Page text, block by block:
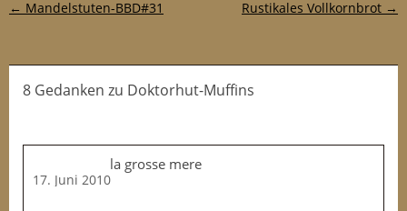
Post-Navigation
← Mandelstuten-BBD#31 Rustikales Vollkornbrot →
8 Gedanken zu Doktorhut-Muffins
la grosse mere
17. Juni 2010